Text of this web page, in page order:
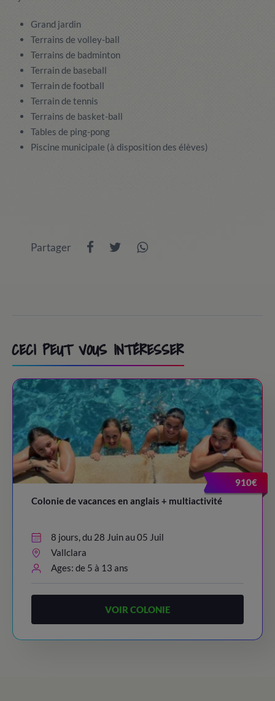
Grand jardin
Terrains de volley-ball
Terrains de badminton
Terrain de baseball
Terrain de football
Terrain de tennis
Terrains de basket-ball
Tables de ping-pong
Piscine municipale (à disposition des élèves)
Partager
CECI PEUT VOUS INTÉRESSER
910€
Colonie de vacances en anglais + multiactivité
8 jours, du 28 Juin au 05 Juil
Vallclara
Ages: de 5 à 13 ans
VOIR COLONIE